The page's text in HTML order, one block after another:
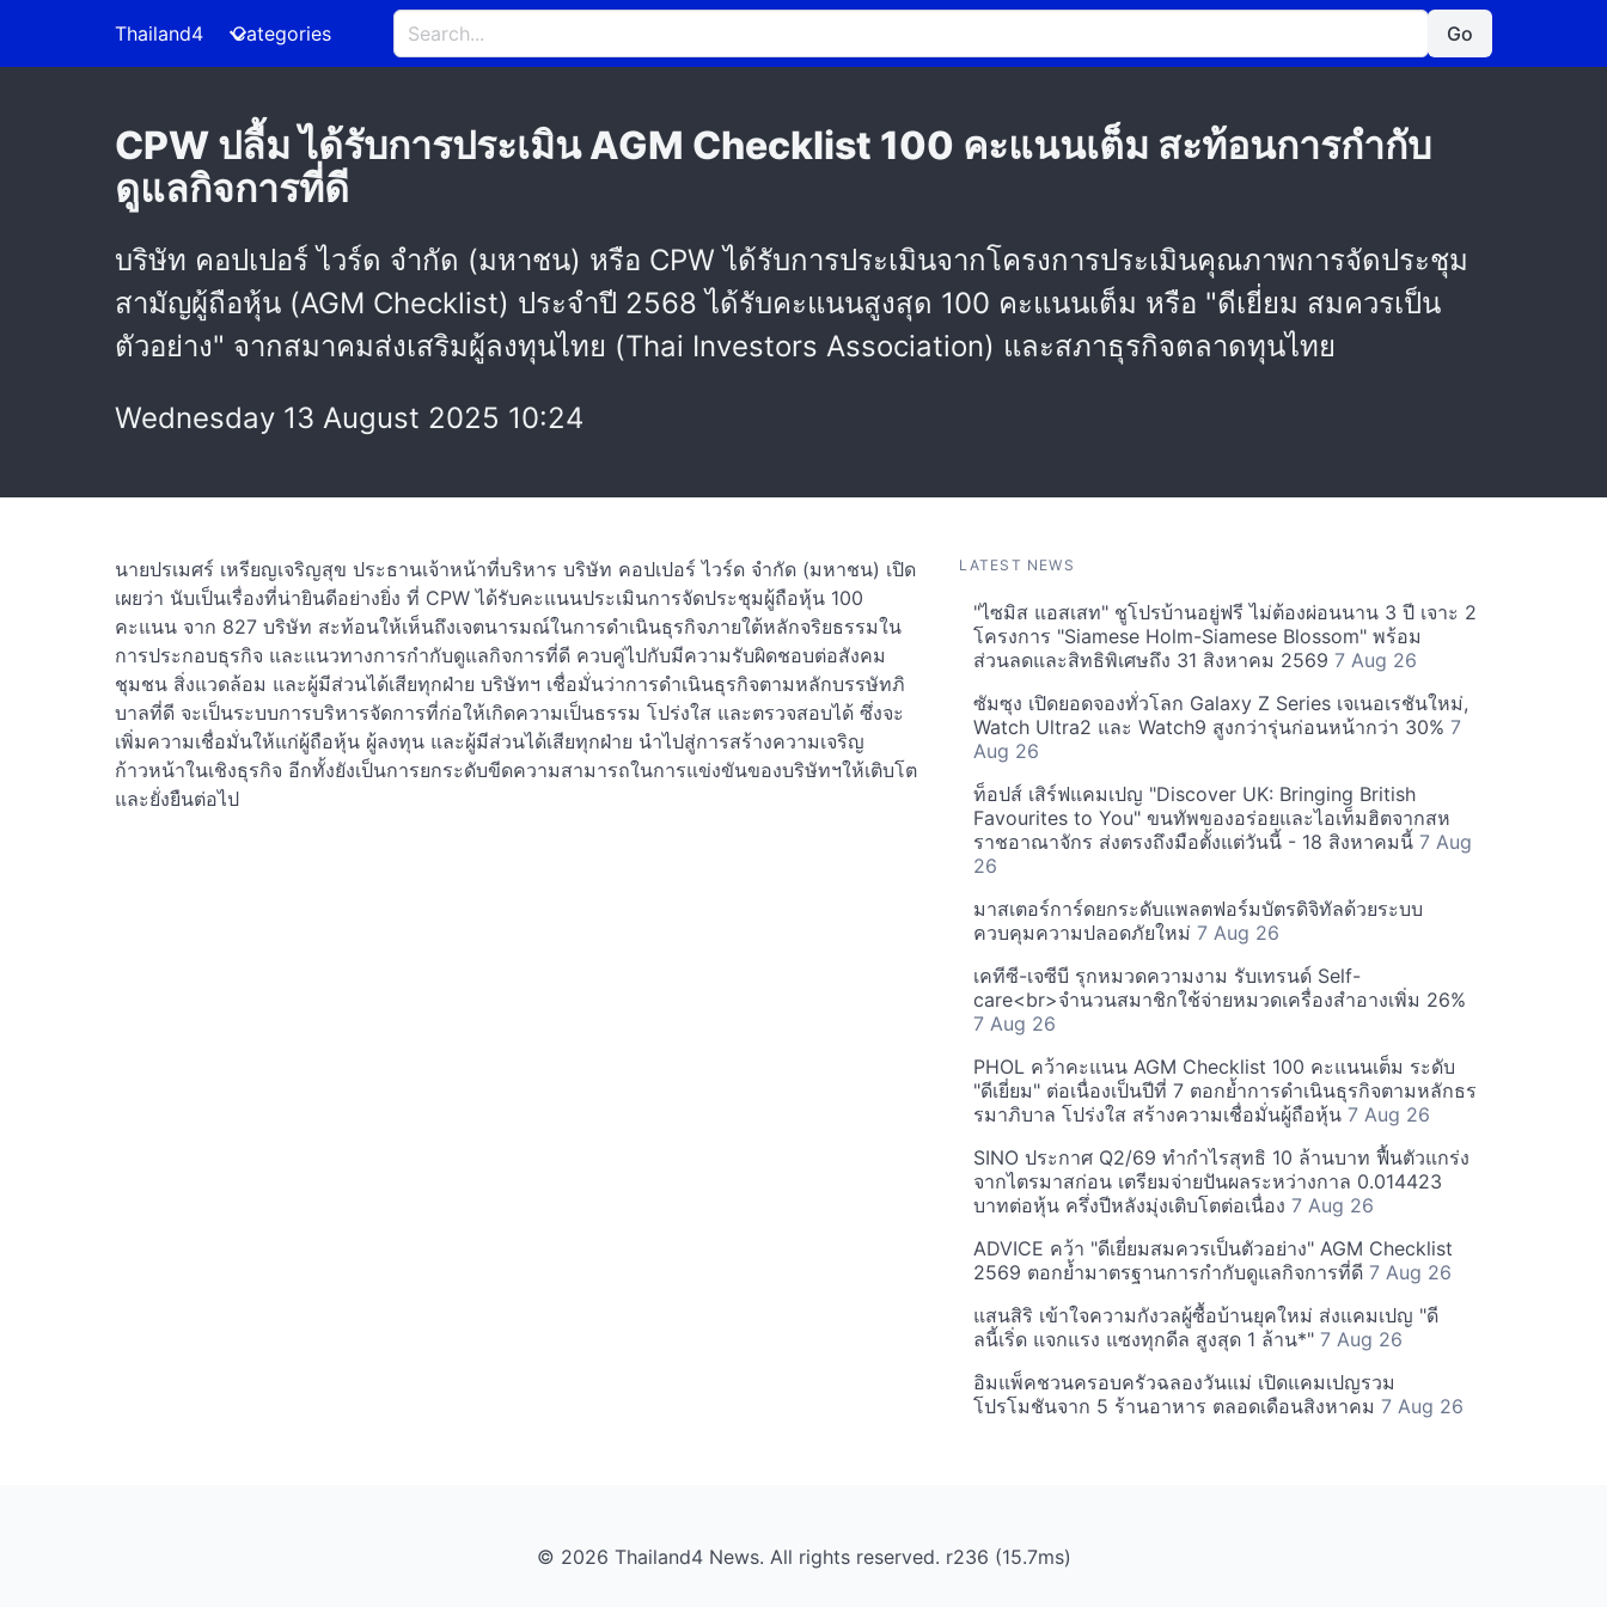
Thailand4 Categories Go
CPW ปลื้ม ได้รับการประเมิน AGM Checklist 100 คะแนนเต็ม สะท้อนการกำกับ
ดูแลกิจการที่ดี
บริษัท คอปเปอร์ ไวร์ด จำกัด (มหาชน) หรือ CPW ได้รับการประเมินจากโครงการประเมินคุณภาพการจัดประชุม
สามัญผู้ถือหุ้น (AGM Checklist) ประจำปี 2568 ได้รับคะแนนสูงสุด 100 คะแนนเต็ม หรือ "ดีเยี่ยม สมควรเป็น
ตัวอย่าง" จากสมาคมส่งเสริมผู้ลงทุนไทย (Thai Investors Association) และสภาธุรกิจตลาดทุนไทย
Wednesday 13 August 2025 10:24
นายปรเมศร์ เหรียญเจริญสุข ประธานเจ้าหน้าที่บริหาร บริษัท คอปเปอร์ ไวร์ด จำกัด (มหาชน) เปิด
เผยว่า นับเป็นเรื่องที่น่ายินดีอย่างยิ่ง ที่ CPW ได้รับคะแนนประเมินการจัดประชุมผู้ถือหุ้น 100
คะแนน จาก 827 บริษัท สะท้อนให้เห็นถึงเจตนารมณ์ในการดำเนินธุรกิจภายใต้หลักจริยธรรมใน
การประกอบธุรกิจ และแนวทางการกำกับดูแลกิจการที่ดี ควบคู่ไปกับมีความรับผิดชอบต่อสังคม
ชุมชน สิ่งแวดล้อม และผู้มีส่วนได้เสียทุกฝ่าย บริษัทฯ เชื่อมั่นว่าการดำเนินธุรกิจตามหลักบรรษัทภิ
บาลที่ดี จะเป็นระบบการบริหารจัดการที่ก่อให้เกิดความเป็นธรรม โปร่งใส และตรวจสอบได้ ซึ่งจะ
เพิ่มความเชื่อมั่นให้แก่ผู้ถือหุ้น ผู้ลงทุน และผู้มีส่วนได้เสียทุกฝ่าย นำไปสู่การสร้างความเจริญ
ก้าวหน้าในเชิงธุรกิจ อีกทั้งยังเป็นการยกระดับขีดความสามารถในการแข่งขันของบริษัทฯให้เติบโต
และยั่งยืนต่อไป
LATEST NEWS
"ไซมิส แอสเสท" ชูโปรบ้านอยู่ฟรี ไม่ต้องผ่อนนาน 3 ปี เจาะ 2
โครงการ "Siamese Holm-Siamese Blossom" พร้อม
ส่วนลดและสิทธิพิเศษถึง 31 สิงหาคม 2569 7 Aug 26
ซัมซุง เปิดยอดจองทั่วโลก Galaxy Z Series เจเนอเรชันใหม่,
Watch Ultra2 และ Watch9 สูงกว่ารุ่นก่อนหน้ากว่า 30% 7
Aug 26
ท็อปส์ เสิร์ฟแคมเปญ "Discover UK: Bringing British
Favourites to You" ขนทัพของอร่อยและไอเท็มฮิตจากสห
ราชอาณาจักร ส่งตรงถึงมือตั้งแต่วันนี้ - 18 สิงหาคมนี้ 7 Aug
26
มาสเตอร์การ์ดยกระดับแพลตฟอร์มบัตรดิจิทัลด้วยระบบ
ควบคุมความปลอดภัยใหม่ 7 Aug 26
เคทีซี-เจซีบี รุกหมวดความงาม รับเทรนด์ Self-
care<br>จำนวนสมาชิกใช้จ่ายหมวดเครื่องสำอางเพิ่ม 26%
7 Aug 26
PHOL คว้าคะแนน AGM Checklist 100 คะแนนเต็ม ระดับ
"ดีเยี่ยม" ต่อเนื่องเป็นปีที่ 7 ตอกย้ำการดำเนินธุรกิจตามหลักธร
รมาภิบาล โปร่งใส สร้างความเชื่อมั่นผู้ถือหุ้น 7 Aug 26
SINO ประกาศ Q2/69 ทำกำไรสุทธิ 10 ล้านบาท ฟื้นตัวแกร่ง
จากไตรมาสก่อน เตรียมจ่ายปันผลระหว่างกาล 0.014423
บาทต่อหุ้น ครึ่งปีหลังมุ่งเติบโตต่อเนื่อง 7 Aug 26
ADVICE คว้า "ดีเยี่ยมสมควรเป็นตัวอย่าง" AGM Checklist
2569 ตอกย้ำมาตรฐานการกำกับดูแลกิจการที่ดี 7 Aug 26
แสนสิริ เข้าใจความกังวลผู้ซื้อบ้านยุคใหม่ ส่งแคมเปญ "ดี
ลนี้เริ่ด แจกแรง แซงทุกดีล สูงสุด 1 ล้าน*" 7 Aug 26
อิมแพ็คชวนครอบครัวฉลองวันแม่ เปิดแคมเปญรวม
โปรโมชันจาก 5 ร้านอาหาร ตลอดเดือนสิงหาคม 7 Aug 26
© 2026 Thailand4 News. All rights reserved. r236 (15.7ms)